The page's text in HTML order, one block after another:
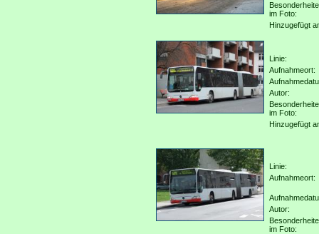
im Foto:
Hinzugefügt
Linie:
Aufnahmeort:
Autor:
im Foto:
Hinzugefügt
Linie:
Aufnahmeort:
Autor:
im Foto: